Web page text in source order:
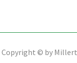
Copyright © by